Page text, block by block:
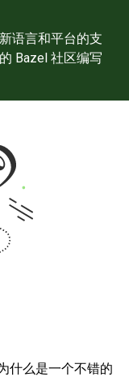
语言和平台的支
Bazel 社区编写
什么是一个不错的